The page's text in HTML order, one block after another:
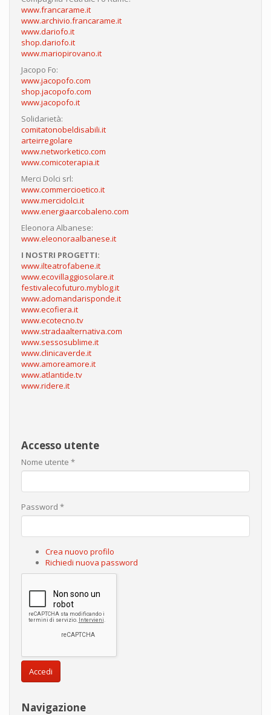
www.francarame.it
www.archivio.francarame.it
www.dariofo.it
shop.dariofo.it
www.mariopirovano.it
Jacopo Fo:
www.jacopofo.com
shop.jacopofo.com
www.jacopofo.it
Solidarietà:
comitatonobeldisabili.it
arteirregolare
www.networketico.com
www.comicoterapia.it
Merci Dolci srl:
www.commercioetico.it
www.mercidolci.it
www.energiaarcobaleno.com
Eleonora Albanese:
www.eleonoraalbanese.it
I NOSTRI PROGETTI:
www.ilteatrofabene.it
www.ecovillaggiosolare.it
festivalecofuturo.myblog.it
www.adomandarisponde.it
www.ecofiera.it
www.ecotecno.tv
www.stradaalternativa.com
www.sessosublime.it
www.clinicaverde.it
www.amoreamore.it
www.atlantide.tv
www.ridere.it
Accesso utente
Nome utente *
Password *
Crea nuovo profilo
Richiedi nuova password
Accedi
Navigazione